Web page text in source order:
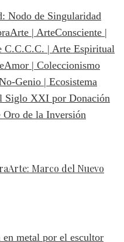
Marco del Nuevo